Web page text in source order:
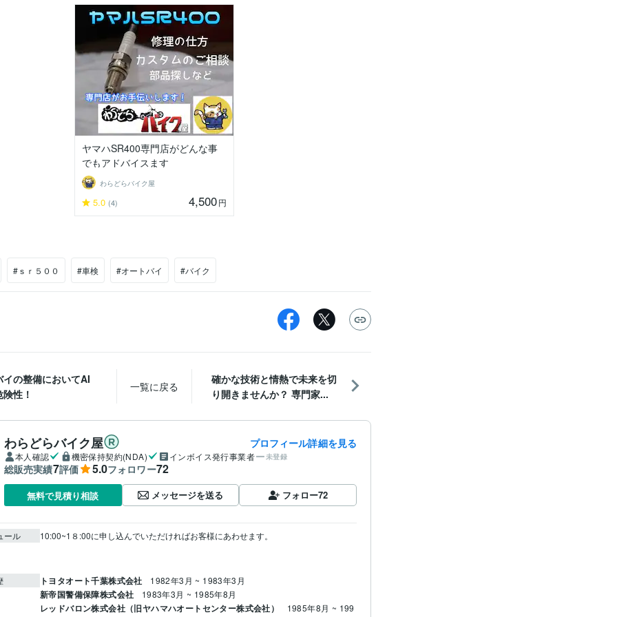
ヤマハSR400専門店がどんな事
でもアドバイスます
わらどらバイク屋
5.0 (4) 4,500円
#ｓｒ５００ #車検 #オートバイ #バイク
イの整備においてAI
性！
一覧に戻る
確かな技術と情熱で未来を切
り開きませんか？ 専門家...
わらどらバイク屋 プロフィール詳細を見る
本人確認 機密保持契約(NDA) インボイス発行事業者 未登録
総販売実績7評価 5.0フォロワー72
無料で見積り相談 メッセージを送る フォロー72
ール 10:00~1８:00に申し込んでいただければお客様にあわせます。
トヨタオート千葉株式会社 1982年3月 ~ 1983年3月
新帝国警備保障株式会社 1983年3月 ~ 1985年8月
レッドバロン株式会社（旧ヤハマハオートセンター株式会社）
1985年8月 ~ 199